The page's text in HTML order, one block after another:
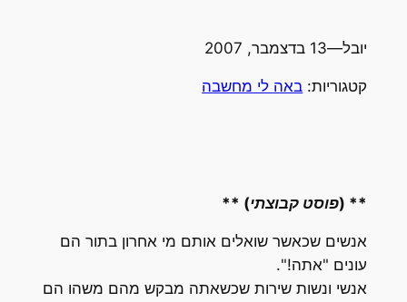
יובל—13 בדצמבר, 2007
קטגוריות: באה לי מחשבה
** (פוסט קבוצתי) **
אנשים שכאשר שואלים אותם מי אחרון בתור הם
עונים "אתה!".
אנשי ונשות שירות שכשאתה מבקש מהם משהו הם